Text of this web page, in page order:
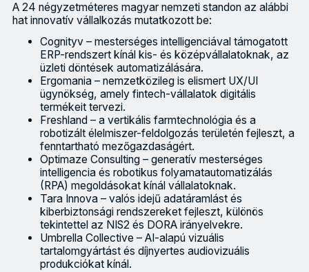
A 24 négyzetméteres magyar nemzeti standon az alábbi
hat innovatív vállalkozás mutatkozott be:
Cognityv – mesterséges intelligenciával támogatott
ERP-rendszert kínál kis- és középvállalatoknak, az
üzleti döntések automatizálására.
Ergomania – nemzetközileg is elismert UX/UI
ügynökség, amely fintech-vállalatok digitális
termékeit tervezi.
Freshland – a vertikális farmtechnológia és a
robotizált élelmiszer-feldolgozás területén fejleszt, a
fenntartható mezőgazdaságért.
Optimaze Consulting – generatív mesterséges
intelligencia és robotikus folyamatautomatizálás
(RPA) megoldásokat kínál vállalatoknak.
Tara Innova – valós idejű adatáramlást és
kiberbiztonsági rendszereket fejleszt, különös
tekintettel az NIS2 és DORA irányelvekre.
Umbrella Collective – AI-alapú vizuális
tartalomgyártást és díjnyertes audiovizuális
produkciókat kínál.